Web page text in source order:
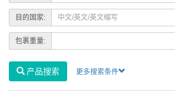
目的国家:
包裹重量:
产品搜索 更多搜索条件